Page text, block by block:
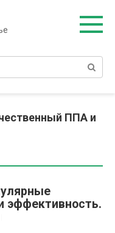
ППА и
эффективность.